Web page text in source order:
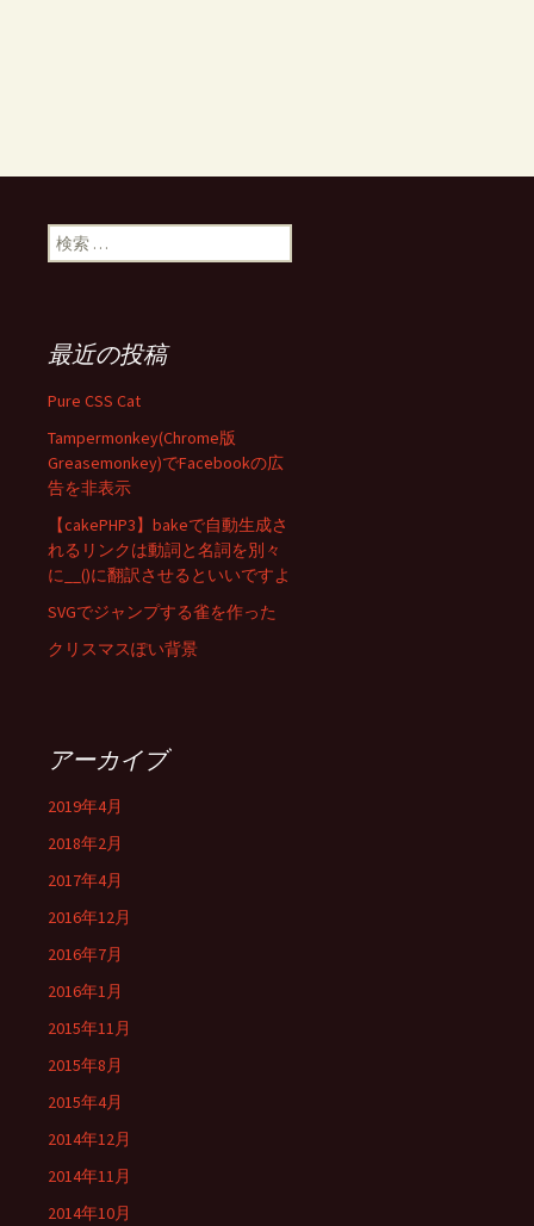
検
索:
最近の投稿
Pure CSS Cat
Tampermonkey(Chrome版
Greasemonkey)でFacebookの広
告を非表示
【cakePHP3】bakeで自動生成さ
れるリンクは動詞と名詞を別々
に__()に翻訳させるといいですよ
SVGでジャンプする雀を作った
クリスマスぽい背景
アーカイブ
2019年4月
2018年2月
2017年4月
2016年12月
2016年7月
2016年1月
2015年11月
2015年8月
2015年4月
2014年12月
2014年11月
2014年10月